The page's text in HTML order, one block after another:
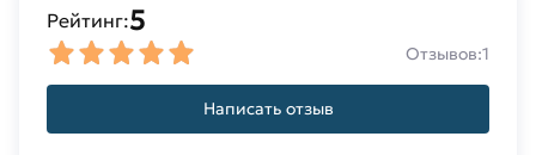
Рейтинг:5
Отзывов:1
Написать отзыв